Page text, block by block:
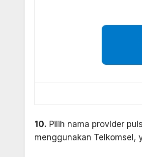
10. Pilih nama provider
menggunakan Telkomsel,